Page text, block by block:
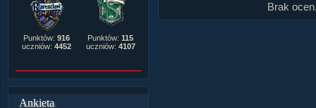
Punktów: 916
uczniów: 4452
Punktów: 115
uczniów: 4107
Ankieta
Brak